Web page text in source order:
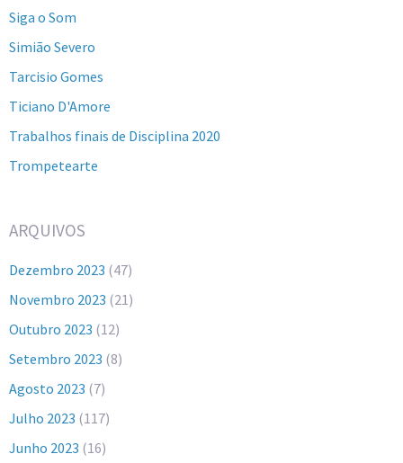
Siga o Som
Simião Severo
Tarcisio Gomes
Ticiano D'Amore
Trabalhos finais de Disciplina 2020
Trompetearte
ARQUIVOS
Dezembro 2023 (47)
Novembro 2023 (21)
Outubro 2023 (12)
Setembro 2023 (8)
Agosto 2023 (7)
Julho 2023 (117)
Junho 2023 (16)